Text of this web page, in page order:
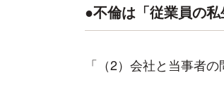
●不倫は「従業員の
「（2）会社と当事者